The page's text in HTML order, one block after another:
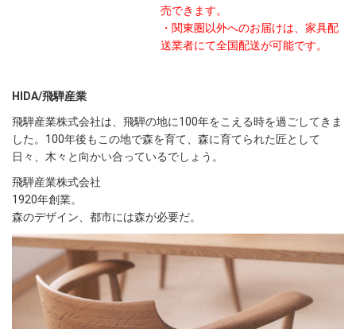
売できます。
・関東圏以外へのお届けは、家具配
送業者にて全国配送が可能です。
HIDA/飛騨産業
飛騨産業株式会社は、飛騨の地に100年をこえる時を過ごしてきま
した。100年後もこの地で森を育て、森に育てられた匠として
日々、木々と向かい合っているでしょう。
飛騨産業株式会社
1920年創業。
森のデザイン、都市には森が必要だ。